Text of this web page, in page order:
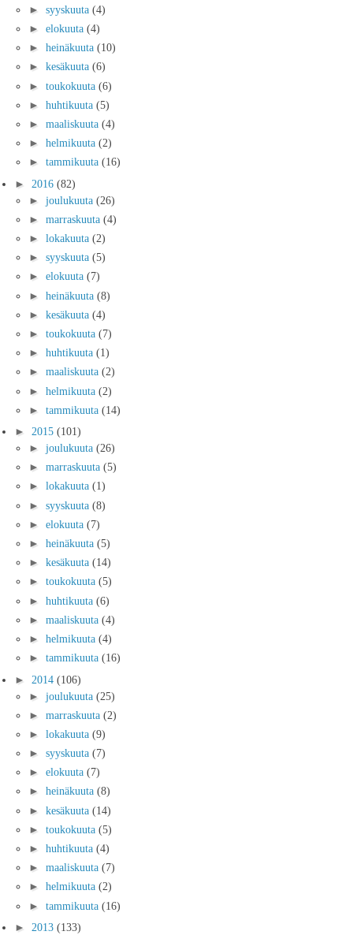
► syyskuuta (4)
► elokuuta (4)
► heinäkuuta (10)
► kesäkuuta (6)
► toukokuuta (6)
► huhtikuuta (5)
► maaliskuuta (4)
► helmikuuta (2)
► tammikuuta (16)
► 2016 (82)
► joulukuuta (26)
► marraskuuta (4)
► lokakuuta (2)
► syyskuuta (5)
► elokuuta (7)
► heinäkuuta (8)
► kesäkuuta (4)
► toukokuuta (7)
► huhtikuuta (1)
► maaliskuuta (2)
► helmikuuta (2)
► tammikuuta (14)
► 2015 (101)
► joulukuuta (26)
► marraskuuta (5)
► lokakuuta (1)
► syyskuuta (8)
► elokuuta (7)
► heinäkuuta (5)
► kesäkuuta (14)
► toukokuuta (5)
► huhtikuuta (6)
► maaliskuuta (4)
► helmikuuta (4)
► tammikuuta (16)
► 2014 (106)
► joulukuuta (25)
► marraskuuta (2)
► lokakuuta (9)
► syyskuuta (7)
► elokuuta (7)
► heinäkuuta (8)
► kesäkuuta (14)
► toukokuuta (5)
► huhtikuuta (4)
► maaliskuuta (7)
► helmikuuta (2)
► tammikuuta (16)
► 2013 (133)